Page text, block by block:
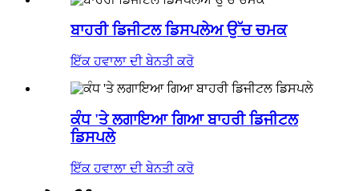
ਬਾਹਰੀ ਡਿਜੀਟਲ ਡਿਸਪਲੇਅ ਉੱਚ ਚਮਕ
ਇੱਕ ਹਵਾਲਾ ਦੀ ਬੇਨਤੀ ਕਰੋ
ਕੰਧ 'ਤੇ ਲਗਾਇਆ ਗਿਆ ਬਾਹਰੀ ਡਿਜੀਟਲ
ਡਿਸਪਲੇ
ਇੱਕ ਹਵਾਲਾ ਦੀ ਬੇਨਤੀ ਕਰੋ